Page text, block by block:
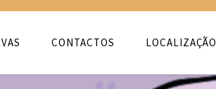
CONTACTOS LOCALIZAÇÃO